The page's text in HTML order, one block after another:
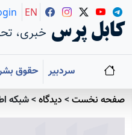
کابل پرس خبری،
EN
سردبیر حقوق
صفحه نخست> دیدگاه>شبکه